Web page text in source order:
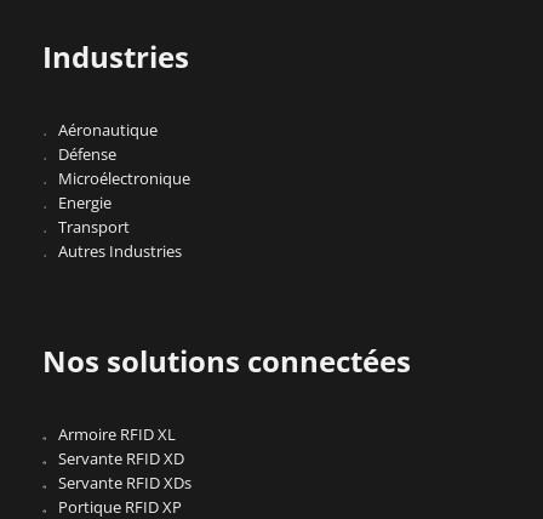
Industries
Aéronautique
Défense
Microélectronique
Energie
Transport
Autres Industries
Nos solutions connectées
Armoire RFID XL
Servante RFID XD
Servante RFID XDs
Portique RFID XP